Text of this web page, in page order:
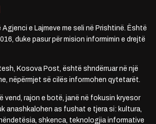
e Lajmeve me seli në Prishtinë. Është
duke pasur për mision informimin e drejtë
Kosova Post, është shndërruar në një
nëpërmjet së cilës informohen qytetarët.
vend, rajon e botë, janë në fokusin kryesor
anashkalohen as fushat e tjera si: kultura,
shkenca, teknologjia informative